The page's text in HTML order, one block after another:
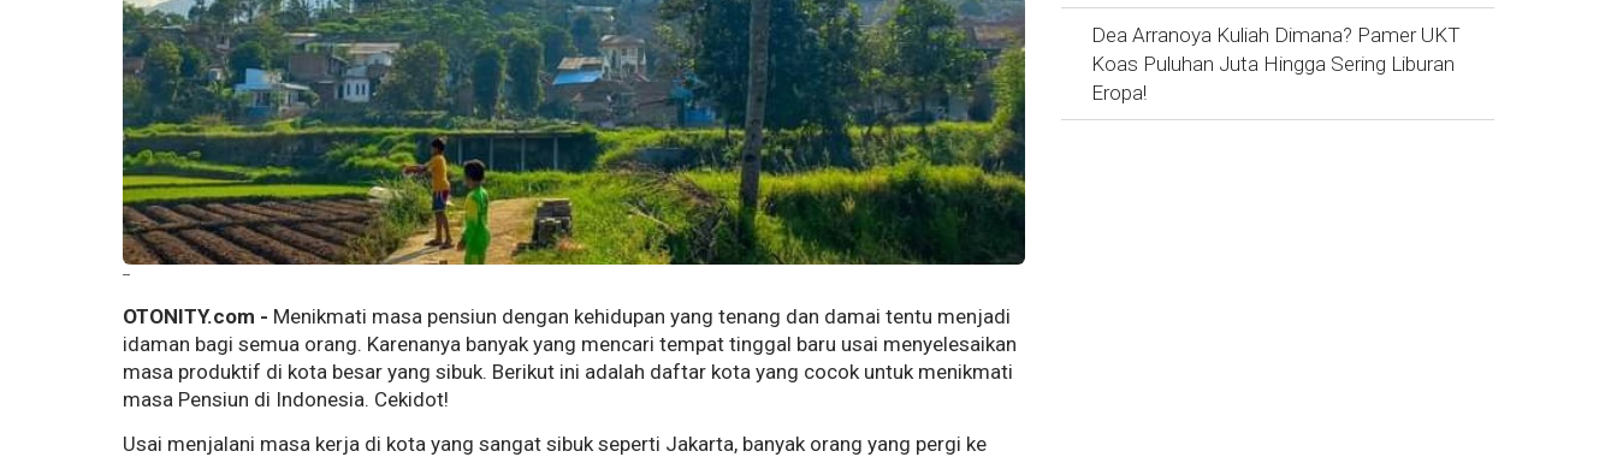
--
OTONITY.com - Menikmati masa pensiun dengan kehidupan yang tenang dan damai tentu menjadi
idaman bagi semua orang. Karenanya banyak yang mencari tempat tinggal baru usai menyelesaikan
masa produktif di kota besar yang sibuk. Berikut ini adalah daftar kota yang cocok untuk menikmati
masa Pensiun di Indonesia. Cekidot!
Usai menjalani masa kerja di kota yang sangat sibuk seperti Jakarta, banyak orang yang pergi ke
Dea Arranoya Kuliah Dimana? Pamer UKT
Koas Puluhan Juta Hingga Sering Liburan
Eropa!